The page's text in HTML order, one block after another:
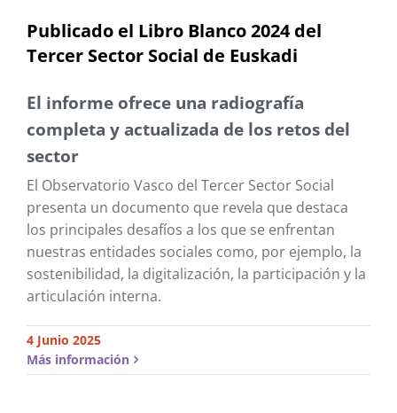
Publicado el Libro Blanco 2024 del
Tercer Sector Social de Euskadi
El informe ofrece una radiografía
completa y actualizada de los retos del
sector
El Observatorio Vasco del Tercer Sector Social
presenta un documento que revela que destaca
los principales desafíos a los que se enfrentan
nuestras entidades sociales como, por ejemplo, la
sostenibilidad, la digitalización, la participación y la
articulación interna.
4 Junio 2025
Más información